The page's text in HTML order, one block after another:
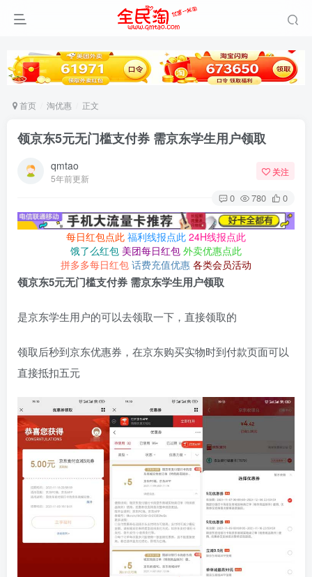
首页 淘优惠 正文
领京东5元无门槛支付券 需京东学生用户领取
qmtao
5年前更新
关注
0 780 0
每日红包点此 福利线报点此 24H线报点此
饿了么红包 美团每日红包 外卖优惠点此
拼多多每日红包 话费充值优惠 各类会员活动
领京东5元无门槛支付券 需京东学生用户领取
是京东学生用户的可以去领取一下，直接领取的
领取后秒到京东优惠券，在京东购买实物时到付款页面可以
直接抵扣五元